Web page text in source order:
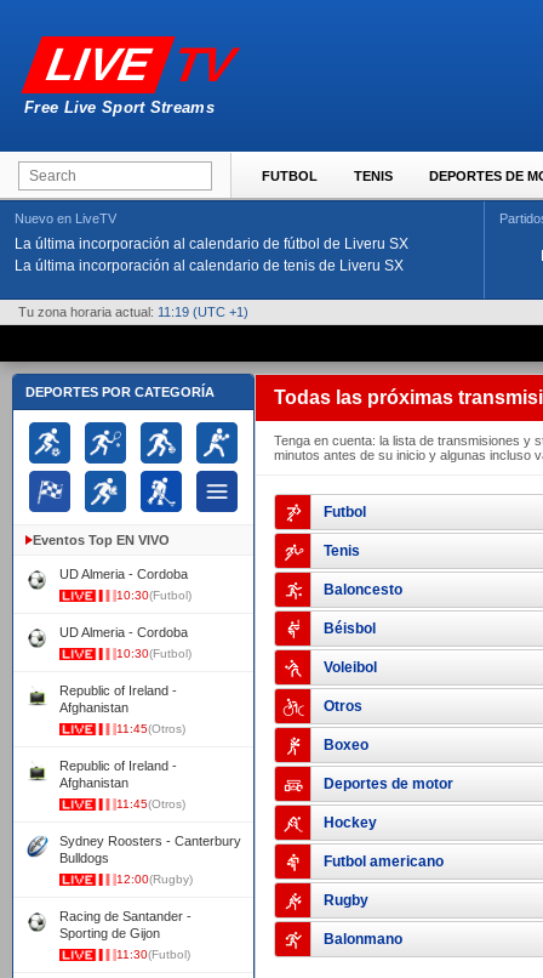
LIVE TV
Free Live Sport Streams
FUTBOL TENIS DEPORTES DE
Nuevo en LiveTV
La última incorporación al calendario de fútbol de Liveru SX
La última incorporación al calendario de tenis de Liveru SX
Tu zona horaria actual: 11:19 (UTC +1)
DEPORTES POR CATEGORÍA
Eventos Top EN VIVO
UD Almeria - Cordoba
10:30(Futbol)
UD Almeria - Cordoba
10:30(Futbol)
Republic of Ireland -
Afghanistan
11:45(Otros)
Republic of Ireland -
Afghanistan
11:45(Otros)
Sydney Roosters - Canterbury
Bulldogs
12:00(Rugby)
Racing de Santander -
Sporting de Gijon
11:30(Futbol)
Todas las próximas
Tenga en cuenta: la lista de transmisiones y
minutos antes de su inicio y algunas incluso
Futbol
Tenis
Baloncesto
Béisbol
Voleibol
Otros
Boxeo
Deportes de motor
Hockey
Futbol americano
Rugby
Balonmano